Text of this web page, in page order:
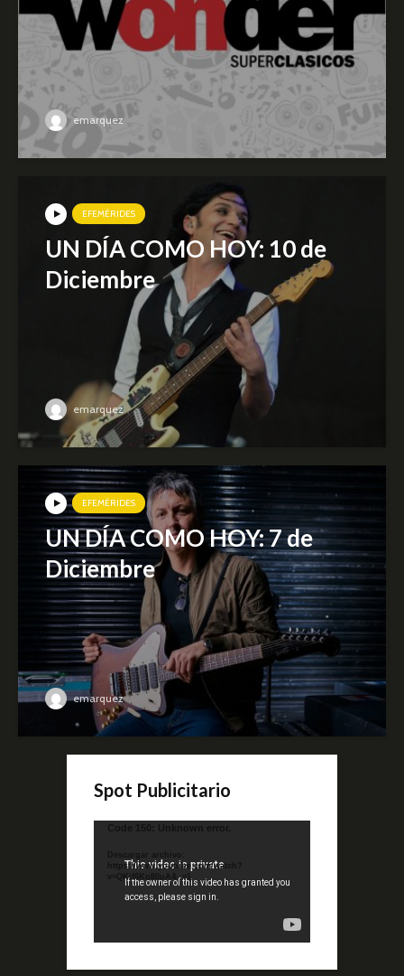
emarquez
EFEMÉRIDES
UN DÍA COMO HOY: 10 de
Diciembre
emarquez
EFEMÉRIDES
UN DÍA COMO HOY: 7 de
Diciembre
emarquez
Spot Publicitario
Reproductor
video
Code 150: Unknown error.
Descargar archivo:
https://www.youtube.com/watch?
v=QKif6Ko80uA&_=1